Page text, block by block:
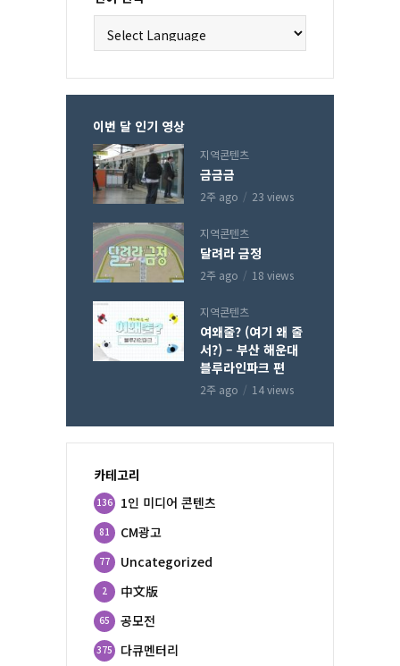
이번 달 인기 영상
지역콘텐츠
금금금
2주 ago 23 views
지역콘텐츠
달려라 금정
2주 ago 18 views
지역콘텐츠
여왜줄? (여기 왜 줄
서?) – 부산 해운대
블루라인파크 편
2주 ago 14 views
카테고리
1인 미디어 콘텐츠
136
CM광고
81
Uncategorized
77
中文版
2
공모전
65
다큐멘터리
375